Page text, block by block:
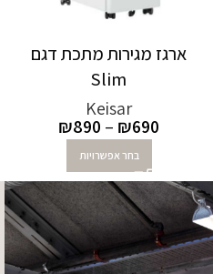
ארגז מגירות מתכת דגם
Slim
Keisar
₪690
–
₪890
בחר אפשרויות